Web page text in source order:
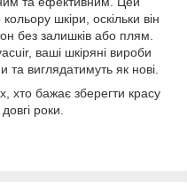
шкіри, оскільки він
без залишків або плям.
ваші шкіряні вироби
виглядатимуть як нові.
хто бажає зберегти красу
роки.